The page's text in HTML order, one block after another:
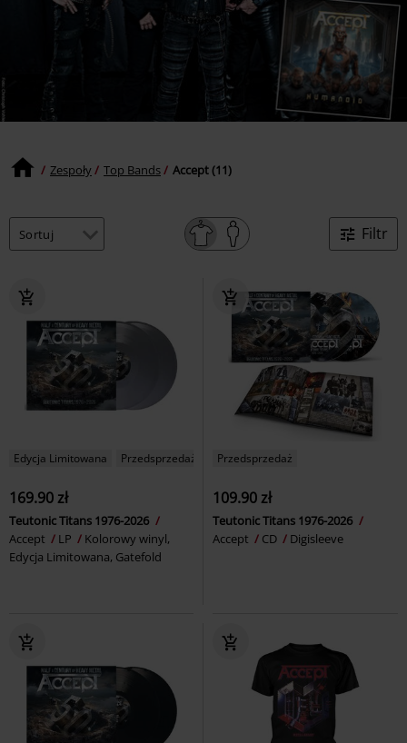
Zespoły Top Bands Accept (11)
Filtr
Edycja Limitowana Przedsprzedaż
169.90 zł
Teutonic Titans 1976-2026
Accept
LP
Kolorowy winyl,
Edycja Limitowana, Gatefold
Przedsprzedaż
109.90 zł
Teutonic Titans 1976-2026
Accept
CD Digisleeve